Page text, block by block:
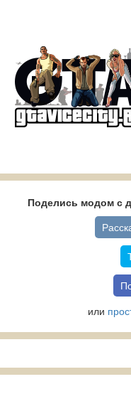
Поделись модом с
или